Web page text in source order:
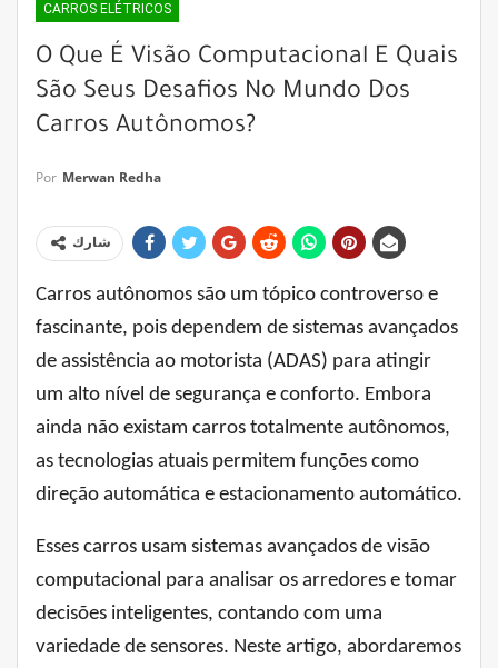
CARROS ELÉTRICOS
O Que É Visão Computacional E Quais
São Seus Desafios No Mundo Dos
Carros Autônomos?
Por Merwan Redha
شارك
Carros autônomos são um tópico controverso e
fascinante, pois dependem de sistemas avançados
de assistência ao motorista (ADAS) para atingir
um alto nível de segurança e conforto. Embora
ainda não existam carros totalmente autônomos,
as tecnologias atuais permitem funções como
direção automática e estacionamento automático.
Esses carros usam sistemas avançados de visão
computacional para analisar os arredores e tomar
decisões inteligentes, contando com uma
variedade de sensores. Neste artigo, abordaremos